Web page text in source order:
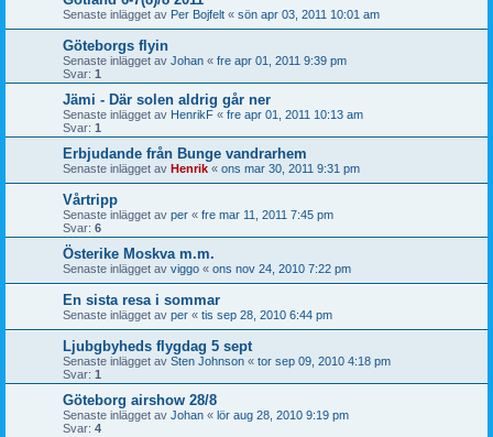
Senaste inlägget av Per Bojfelt « sön apr 03, 2011 10:01 am
Göteborgs flyin
Senaste inlägget av Johan « fre apr 01, 2011 9:39 pm
Svar: 1
Jämi - Där solen aldrig går ner
Senaste inlägget av HenrikF « fre apr 01, 2011 10:13 am
Svar: 1
Erbjudande från Bunge vandrarhem
Senaste inlägget av Henrik « ons mar 30, 2011 9:31 pm
Vårtripp
Senaste inlägget av per « fre mar 11, 2011 7:45 pm
Svar: 6
Österike Moskva m.m.
Senaste inlägget av viggo « ons nov 24, 2010 7:22 pm
En sista resa i sommar
Senaste inlägget av per « tis sep 28, 2010 6:44 pm
Ljubgbyheds flygdag 5 sept
Senaste inlägget av Sten Johnson « tor sep 09, 2010 4:18 pm
Svar: 1
Göteborg airshow 28/8
Senaste inlägget av Johan « lör aug 28, 2010 9:19 pm
Svar: 4